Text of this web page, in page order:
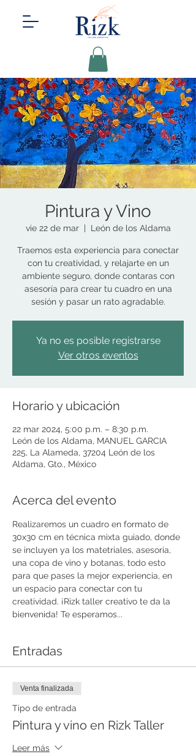
Pintura y Vino
vie 22 de mar
  |
León de los Aldama
Traemos esta experiencia para conectar
con tu creatividad, y relajarte en un
ambiente seguro, donde contaras con
asesoría para crear tu cuadro en una
sesión y pasar un rato agradable.
Ya no es posible registrarse
Ver otros eventos
Horario y ubicación
22 mar 2024, 5:00 p.m. – 8:30 p.m.
León de los Aldama, MANUEL GARCIA
225, La Alameda, 37204 León de los
Aldama, Gto., México
Acerca del evento
Realizaremos un cuadro en formato de
30x30 cm en técnica mixta guiado, donde
se incluyen ya los matetriales, asesoria,
una copa de vino y botanas, todo esto
para que pases la mejor experiencia, en
un espacio para conectar con tu
creatividad. ¡Rizk taller creativo te da la
bienvenida! Te esperamos...
Entradas
Venta finalizada
Tipo de entrada
Pintura y vino en Rizk Taller
Leer más